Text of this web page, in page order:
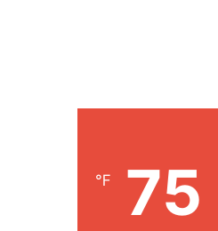
75
℉